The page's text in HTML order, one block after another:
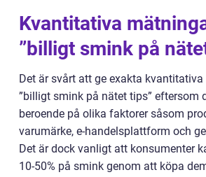
Kvantitativa
”billigt smink på
Det är svårt att ge exakta
”billigt smink på nätet tips” eftersom
beroende på olika faktorer såsom
varumärke, e-handelsplattform och
Det är dock vanligt att konsumenter
10-50% på smink genom att köpa